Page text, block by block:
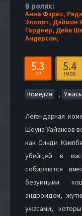
В ролях:
Анна Фэрис,
Эллиот, Дэймон
Гарднер, Дейв
Андерсон,
5.3
KP
5.4
IMDB
Комедия , Ужасы
Легендарная
Шоуна Уайансов
как Синди
убийцей в
собираются
безумными
андроидом,
ужасами,